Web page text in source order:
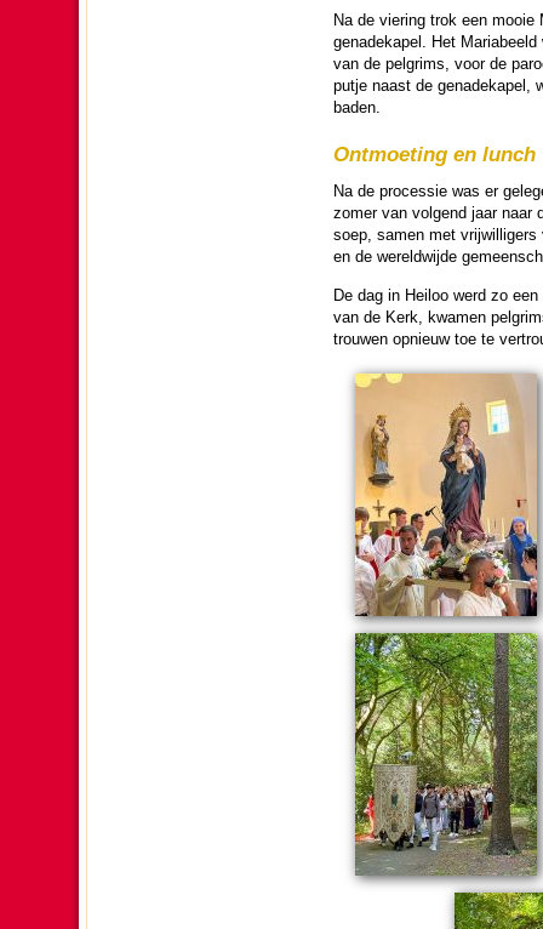
Na de vie­ring trok een
genade­ka­pel. Het
van de pelgrims, voor de
putje naast de genade­ka­pel,
baden.
Ont­moe­ting en lunch
Na de pro­ces­sie was er
zomer van volgend jaar naar
soep, samen met vrij­wil­li­gers
en de we­reld­wijde
De dag in Heiloo werd zo
van de Kerk, kwamen
trouwen opnieuw toe te